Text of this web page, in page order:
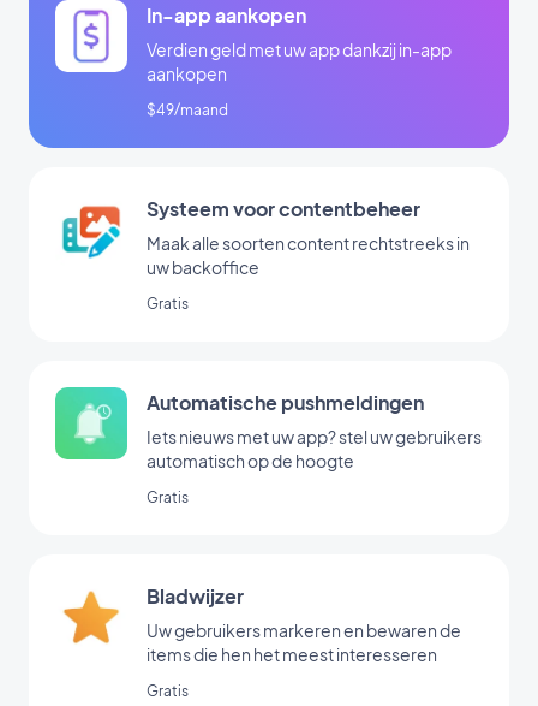
In-app aankopen
Verdien geld met uw app dankzij in-app
aankopen
$49/maand
Systeem voor contentbeheer
Maak alle soorten content rechtstreeks in
uw backoffice
Gratis
Automatische pushmeldingen
Iets nieuws met uw app? stel uw gebruikers
automatisch op de hoogte
Gratis
Bladwijzer
Uw gebruikers markeren en bewaren de
items die hen het meest interesseren
Gratis